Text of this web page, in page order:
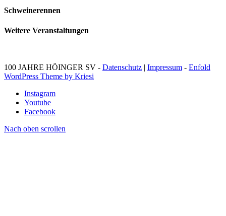
Schweinerennen
Weitere Veranstaltungen
100 JAHRE HÖINGER SV - Datenschutz | Impressum - Enfold
WordPress Theme by Kriesi
Instagram
Youtube
Facebook
Nach oben scrollen